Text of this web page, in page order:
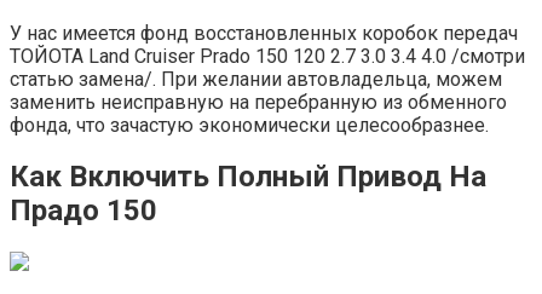
У нас имеется фонд восстановленных коробок передач
ТОЙОТА Land Cruiser Prado​ 150 120 2.7 3.0 3.4 4.0 /смотри
статью замена/. При желании автовладельца, можем
заменить неисправную на перебранную из обменного
фонда, что зачастую экономически целесообразнее.
Как Включить Полный Привод На
Прадо 150